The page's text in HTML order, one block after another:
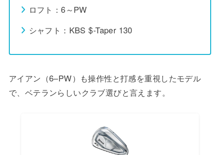
ロフト：6～PW
シャフト：KBS $-Taper 130
アイアン（6–PW）も操作性と打感を重視したモデル
で、ベテランらしいクラブ選びと言えます。